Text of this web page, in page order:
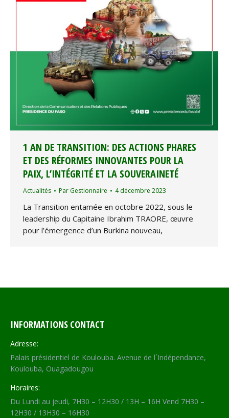
1 AN DE TRANSITION: DES ACTIONS PHARES
ET DES RÉFORMES INNOVANTES POUR LA
PAIX, L’INTÉGRITÉ ET LA SOUVERAINETÉ
Actualités Par Gestionnaire 4 décembre 2023
La Transition entamée en octobre 2022, sous le
leadership du Capitaine Ibrahim TRAORE, œuvre
pour l’émergence d’un Burkina nouveau,
INFORMATIONS CONTACT
Adresse:
Palais présidentiel de Koulouba. Avenue de l´Indépendance,
Koulouba, Ouagadougou
Horaires:
Du Lundi au jeudi, 7H30 – 12H30 / 13H – 16H Vend 7H30 –
12H30 / 13H30 – 16H30